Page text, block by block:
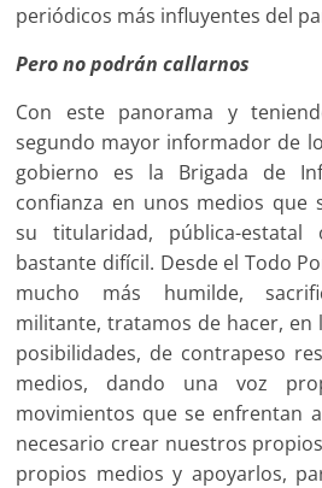
periódicos más influyentes del
Pero no podrán callarnos
Con este panorama y
segundo mayor informador de
gobierno es la Brigada de
confianza en unos medios que
su titularidad, pública-
bastante difícil. Desde el Todo
mucho más humilde,
militante, tratamos de hacer, en
posibilidades, de contrapeso
medios, dando una voz
movimientos que se enfrentan
necesario crear nuestros
propios medios y apoyarlos,